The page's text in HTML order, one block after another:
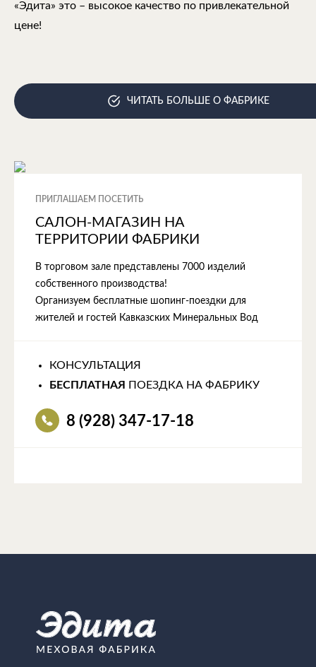
«Эдита» это – высокое качество по привлекательной
цене!
ЧИТАТЬ БОЛЬШЕ О ФАБРИКЕ
ПРИГЛАШАЕМ ПОСЕТИТЬ
САЛОН-МАГАЗИН НА
ТЕРРИТОРИИ ФАБРИКИ
В торговом зале представлены 7000 изделий
собственного производства!
Организуем бесплатные шопинг-поездки для
жителей и гостей Кавказских Минеральных Вод
КОНСУЛЬТАЦИЯ
БЕСПЛАТНАЯ
ПОЕЗДКА НА ФАБРИКУ
8 (928) 347-17-18